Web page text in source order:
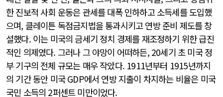
한 진보적 사회 운동은 관세를 대폭 인하하고 소득세를 도입했
으며, 클레이튼 독점금지법을 통과시키고 연방 준비 제도를 창
설했다. 이는 미국의 금세기 정치 경제를 재조정하기 위한 급진
적인 의제였다. 그러나 그 야망이 어떠하든, 20세기 초 미국 정
부 기구의 전체 규모는 매우 작았다. 1911년부터 1915년까지
의 기간 동안 미국 GDP에서 연방 지출이 차지하는 비율은 미국
국민 소득의 2퍼센트 미만이었다.